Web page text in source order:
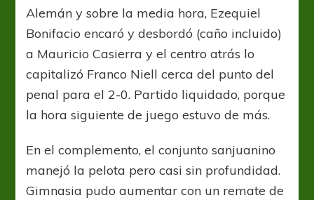
Alemán y sobre la media hora, Ezequiel
Bonifacio encaró y desbordó (caño incluido)
a Mauricio Casierra y el centro atrás lo
capitalizó Franco Niell cerca del punto del
penal para el 2-0. Partido liquidado, porque
la hora siguiente de juego estuvo de más.
En el complemento, el conjunto sanjuanino
manejó la pelota pero casi sin profundidad.
Gimnasia pudo aumentar con un remate de